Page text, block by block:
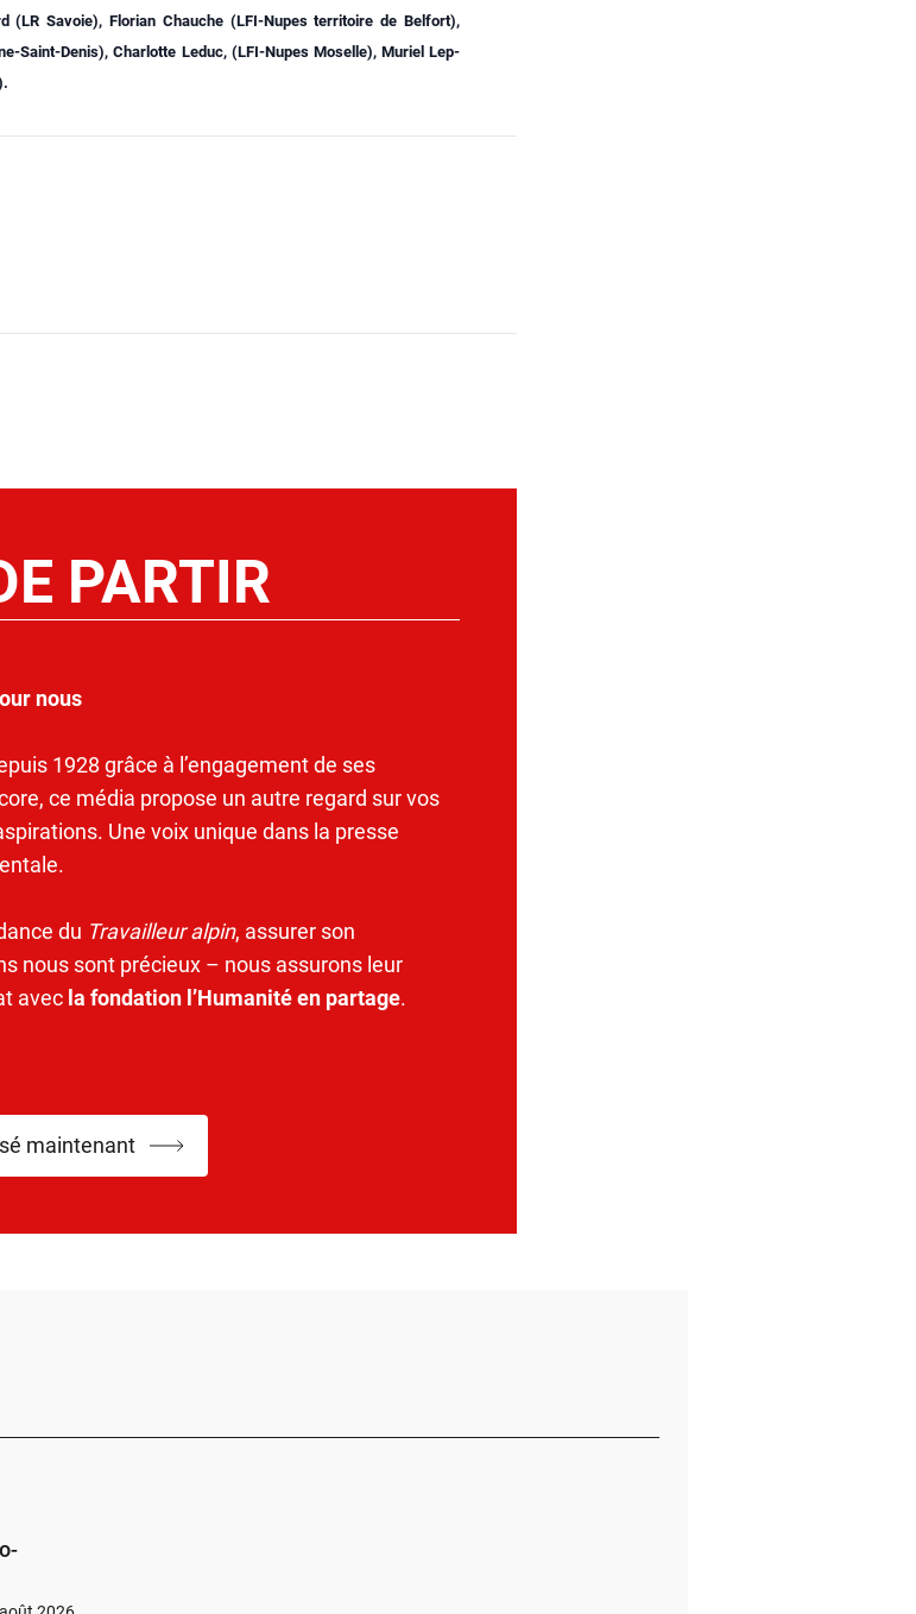
(LR Savoie), Flo­rian Chauche (LFI-Nupes ter­ri­toire de Bel­fort),
Saint-Denis), Char­lotte Leduc, (LFI-Nupes Moselle), Muriel Lep­
PARTIR
nous
1928 grâce à l’engagement de ses
ce média propose un autre regard sur vos
Une voix unique dans la presse
du Travailleur alpin, assurer son
nous sont précieux – nous assurons leur
avec la fondation l’Humanité en partage.
maintenant